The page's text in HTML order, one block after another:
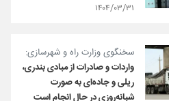
۱۴۰۴/۰۳/۳۱
سخنگوی وزارت راه و شهرسازی:
واردات و صادرات از مبادی بندری،
ریلی و جاده‌ای به صورت
شبانه‌روزی در حال انجام است